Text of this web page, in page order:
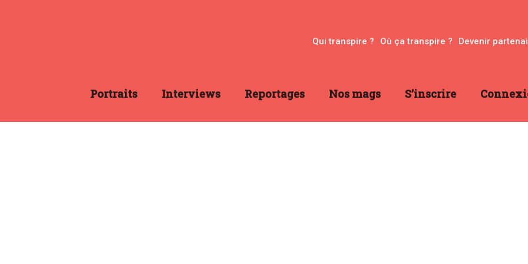
Qui transpire ? Où ça transpire ? Devenir
Portraits Interviews Reportages Nos mags S’inscrire